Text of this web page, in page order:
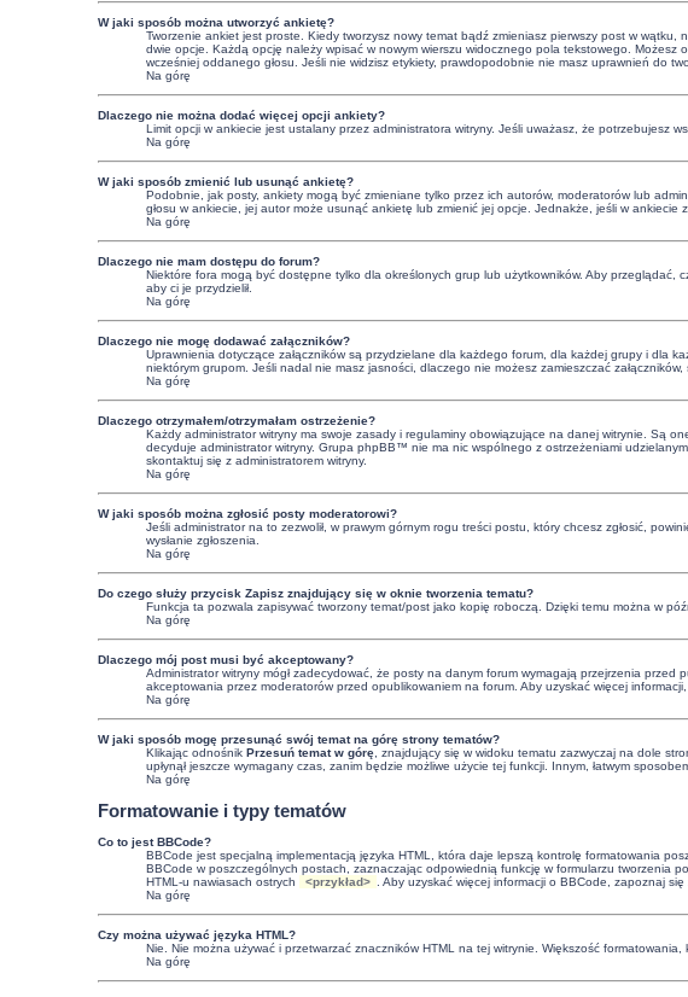
W jaki sposób można utworzyć ankietę?
Tworzenie ankiet jest proste. Kiedy tworzysz nowy temat bądź zmieniasz pierwszy post w
dwie opcje. Każdą opcję należy wpisać w nowym wierszu widocznego pola tekstowego.
wcześniej oddanego głosu. Jeśli nie widzisz etykiety, prawdopodobnie nie masz uprawnień do
Na górę
Dlaczego nie można dodać więcej opcji ankiety?
Limit opcji w ankiecie jest ustalany przez administratora witryny. Jeśli uważasz, że potrzebujesz
Na górę
W jaki sposób zmienić lub usunąć ankietę?
Podobnie, jak posty, ankiety mogą być zmieniane tylko przez ich autorów, moderatorów lub
głosu w ankiecie, jej autor może usunąć ankietę lub zmienić jej opcje. Jednakże, jeśli w
Na górę
Dlaczego nie mam dostępu do forum?
Niektóre fora mogą być dostępne tylko dla określonych grup lub użytkowników. Aby
aby ci je przydzielił.
Na górę
Dlaczego nie mogę dodawać załączników?
Uprawnienia dotyczące załączników są przydzielane dla każdego forum, dla każdej grupy i dla
niektórym grupom. Jeśli nadal nie masz jasności, dlaczego nie możesz zamieszczać
Na górę
Dlaczego otrzymałem/otrzymałam ostrzeżenie?
Każdy administrator witryny ma swoje zasady i regulaminy obowiązujące na danej witrynie. Są
decyduje administrator witryny. Grupa phpBB™ nie ma nic wspólnego z ostrzeżeniami
skontaktuj się z administratorem witryny.
Na górę
W jaki sposób można zgłosić posty moderatorowi?
Jeśli administrator na to zezwolił, w prawym górnym rogu treści postu, który chcesz zgłosić,
wysłanie zgłoszenia.
Na górę
Do czego służy przycisk Zapiszznajdujący się w oknie tworzenia tematu?
Funkcja ta pozwala zapisywać tworzony temat/post jako kopię roboczą. Dzięki temu można w
Na górę
Dlaczego mój post musi być akceptowany?
Administrator witryny mógł zadecydować, że posty na danym forum wymagają przejrzenia
akceptowania przez moderatorów przed opublikowaniem na forum. Aby uzyskać więcej
Na górę
W jaki sposób mogę przesunąć swój temat na górę strony tematów?
Klikając odnośnik Przesuń temat w górę, znajdujący się w widoku tematu zazwyczaj na dole
upłynął jeszcze wymagany czas, zanim będzie możliwe użycie tej funkcji. Innym, łatwym
Na górę
Formatowanie i typy tematów
Co to jest BBCode?
BBCode jest specjalną implementacją języka HTML, która daje lepszą kontrolę formatowania
BBCode w poszczególnych postach, zaznaczając odpowiednią funkcję w formularzu tworzenia
HTML-u nawiasach ostrych
<przykład> . Aby uzyskać więcej informacji o BBCode, zapoznaj
Na górę
Czy można używać języka HTML?
Nie. Nie można używać i przetwarzać znaczników HTML na tej witrynie. Większość
Na górę